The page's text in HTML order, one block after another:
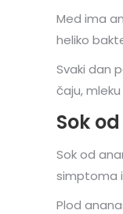
Med ima
heliko
Svaki dan
čaju,
Sok
Sok od
simptoma
Plod